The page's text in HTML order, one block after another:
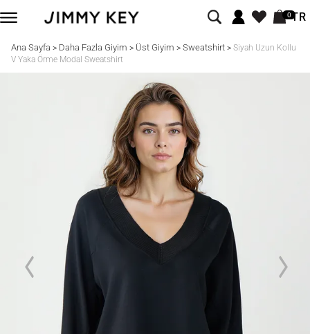
0TR
Ana Sayfa > Daha Fazla Giyim > Üst Giyim > Sweatshirt> Siyah Uzun Kollu
V Yaka Örme Modal Sweatshirt